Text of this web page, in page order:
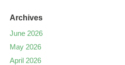
Archives
June 2026
May 2026
April 2026